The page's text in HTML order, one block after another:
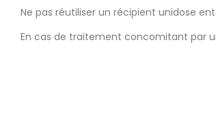
Ne pas réutiliser un récipient unidose
En cas de traitement concomitant par